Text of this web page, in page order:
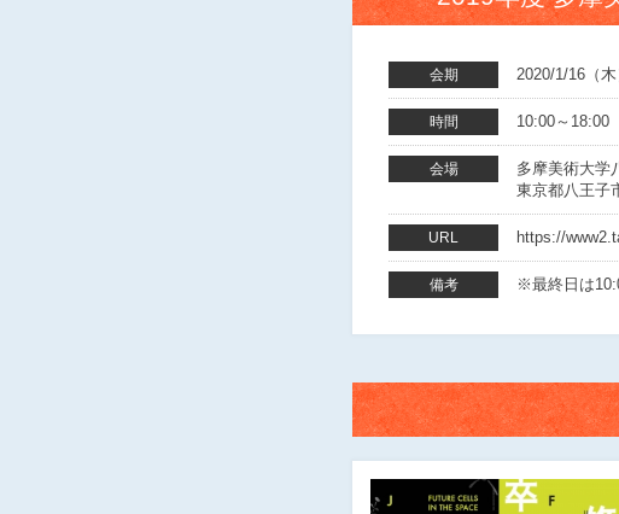
会期 2020/1/16（木
時間 10:00～18:00
会場
多摩美術大学
東京都八王子
URL https://
備考 ※最終日は